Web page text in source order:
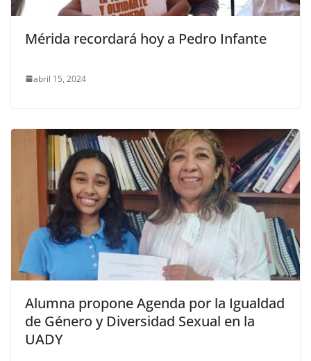
Mérida recordará hoy a Pedro Infante
abril 15, 2024
Alumna propone Agenda por la Igualdad
de Género y Diversidad Sexual en la
UADY